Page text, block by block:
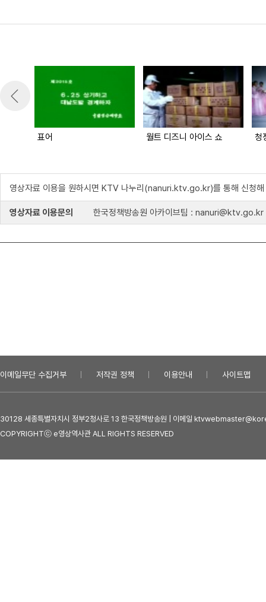
표어 월트 디즈니 아이스 쇼 청
영상자료 이용을 원하시면 KTV 나누리(nanuri.ktv.go.kr)를 통해 신청해
영상자료 이용문의 한국정책방송원 아카이브팀 : nanuri@ktv.go.kr
이메일무단 수집거부 저작권 정책 이용안내 사이트맵
30128 세종특별자치시 정부2청사로 13 한국정책방송원 | 이메일
COPYRIGHTⓒ e영상역사관 ALL RIGHTS RESERVED